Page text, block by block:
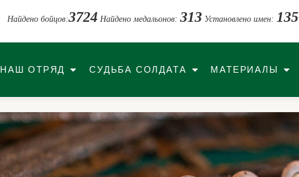
Найдено бойцов:3724 Найдено медальонов:313 Установлено имен:135
НАШ ОТРЯД СУДЬБА СОЛДАТА МАТЕРИАЛЫ